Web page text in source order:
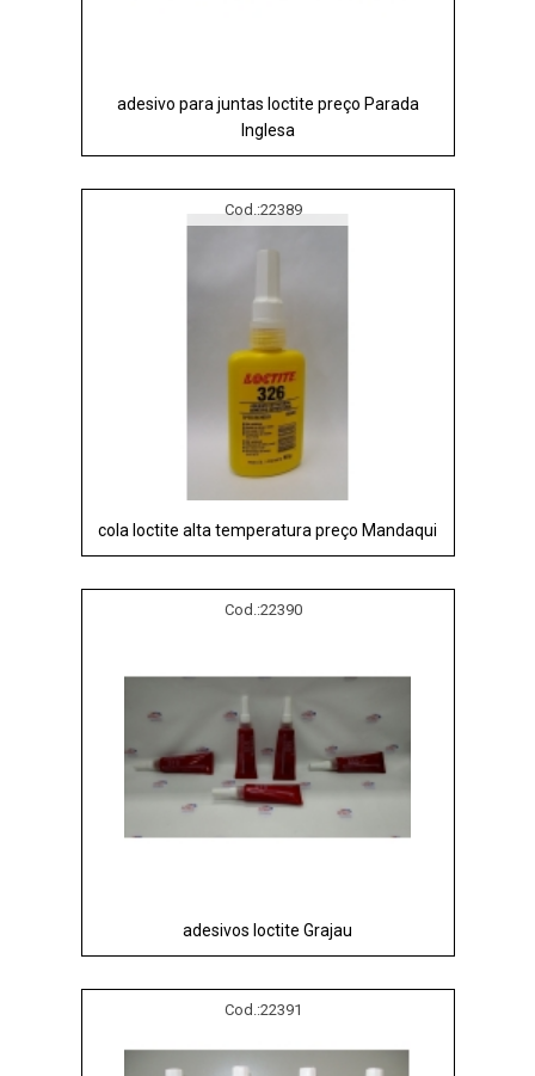
adesivo para juntas loctite preço Parada
Inglesa
Cod.:22389
cola loctite alta temperatura preço Mandaqui
Cod.:22390
adesivos loctite Grajau
Cod.:22391